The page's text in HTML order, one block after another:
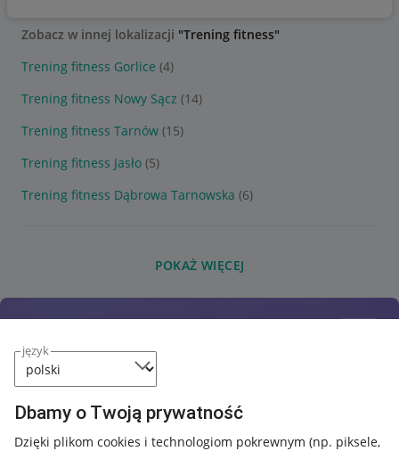
język
Dbamy o Twoją prywatność
Dzięki plikom cookies i technologiom pokrewnym (np. piksele,
Zobacz w innej lokalizacji "Trening fitness"
Trening fitness Gorlice (4)
Trening fitness Nowy Sącz (14)
Trening fitness Tarnów (15)
Trening fitness Jasło (5)
Trening fitness Dąbrowa Tarnowska (6)
POKAŻ WIĘCEJ